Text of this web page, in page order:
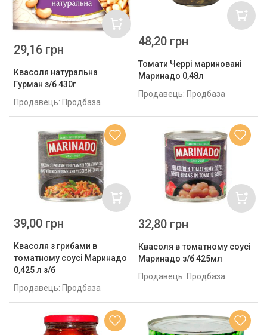
Квасоля натуральна
Гурман з/б 430г
Продавець: Продбаза
29,16 грн
Томати Черрі мариновані
Маринадо 0,48л
Продавець: Продбаза
48,20 грн
Квасоля з грибами в
томатному соусі Маринадо
0,425 л з/б
Продавець: Продбаза
39,00 грн
Квасоля в томатному соусі
Маринадо з/б 425мл
Продавець: Продбаза
32,80 грн